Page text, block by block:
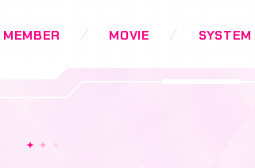
MEMBER MOVIE SYSTEM